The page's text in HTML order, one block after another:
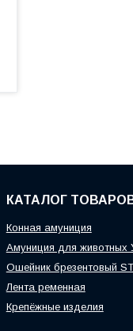
КАТАЛОГ
Конная амуниция
Амуниция для животных
Ошейник брезентовый
Лента ременная
Крепёжные изделия